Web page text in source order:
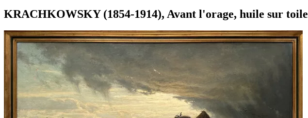
KRACHKOWSKY (1854-1914), Avant l'orage, huile sur toile